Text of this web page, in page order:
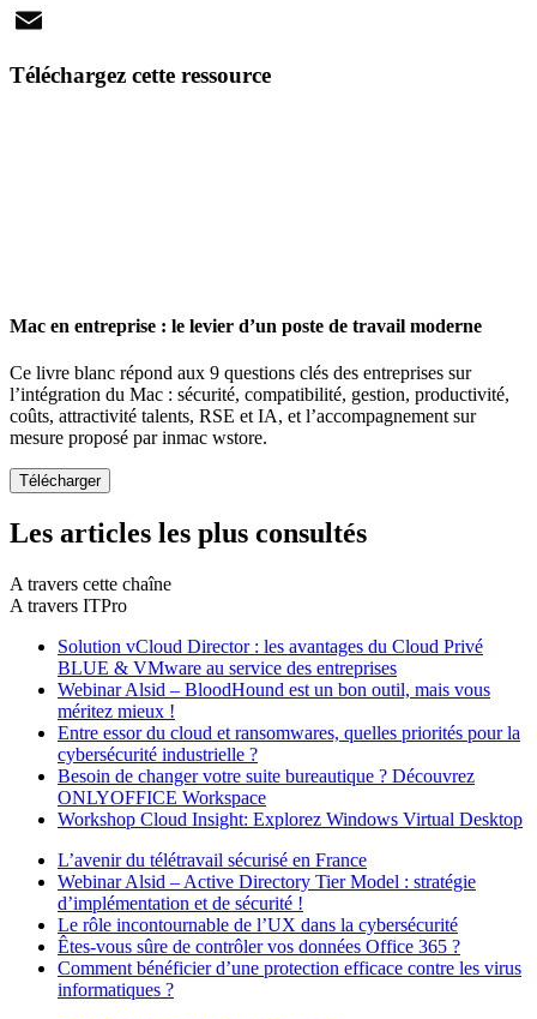
X
Téléchargez cette ressource
Mac en entreprise : le levier d’un poste de travail moderne
Ce livre blanc répond aux 9 questions clés des entreprises sur
l’intégration du Mac : sécurité, compatibilité, gestion, productivité,
coûts, attractivité talents, RSE et IA, et l’accompagnement sur
mesure proposé par inmac wstore.
Les articles les plus consultés
A travers cette chaîne
A travers ITPro
Solution vCloud Director : les avantages du Cloud Privé
BLUE & VMware au service des entreprises
Webinar Alsid – BloodHound est un bon outil, mais vous
méritez mieux !
Entre essor du cloud et ransomwares, quelles priorités pour la
cybersécurité industrielle ?
Besoin de changer votre suite bureautique ? Découvrez
ONLYOFFICE Workspace
Workshop Cloud Insight: Explorez Windows Virtual Desktop
L’avenir du télétravail sécurisé en France
Webinar Alsid – Active Directory Tier Model : stratégie
d’implémentation et de sécurité !
Le rôle incontournable de l’UX dans la cybersécurité
Êtes-vous sûre de contrôler vos données Office 365 ?
Comment bénéficier d’une protection efficace contre les virus
informatiques ?